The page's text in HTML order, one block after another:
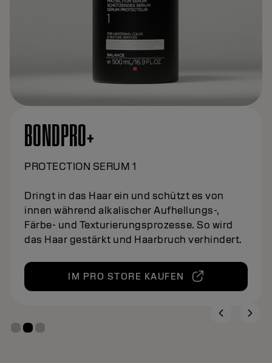
BONDPRO+
PROTECTION SERUM 1
Dringt in das Haar ein und schützt es von
innen während alkalischer Aufhellungs-,
Färbe- und Texturierungsprozesse. So wird
das Haar gestärkt und Haarbruch verhindert.
IM PRO STORE KAUFEN